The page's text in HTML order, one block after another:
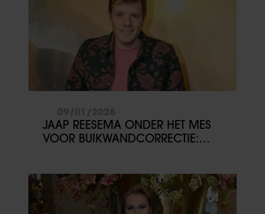
JAAP REESEMA ONDER HET MES
VOOR BUIKWANDCORRECTIE: